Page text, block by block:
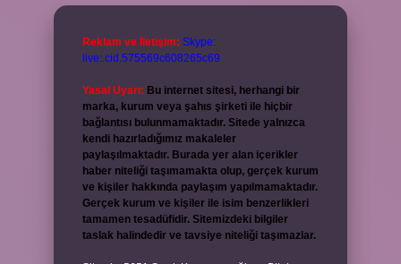
Reklam ve İletişim: Skype:
live:.cid.575569c608265c69
Yasal Uyarı: Bu internet sitesi, herhangi bir
marka, kurum veya şahıs şirketi ile hiçbir
bağlantısı bulunmamaktadır. Sitede yalnızca
kendi hazırladığımız makaleler
paylaşılmaktadır. Burada yer alan içerikler
haber niteliği taşımamakta olup, gerçek kurum
ve kişiler hakkında paylaşım yapılmamaktadır.
Gerçek kurum ve kişiler ile isim benzerlikleri
tamamen tesadüfidir. Sitemizdeki bilgiler
taslak halindedir ve tavsiye niteliği taşımazlar.